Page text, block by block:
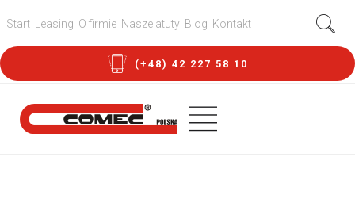
Start Leasing O firmie Nasze atuty Blog Kontakt
(+48) 42 227 58 10